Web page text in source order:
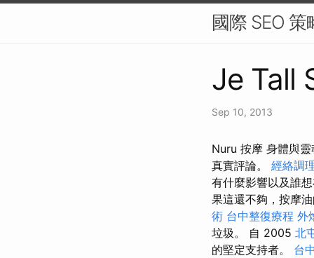
國際 SEO
Je Tall
Sep 10, 2013
Nuru 按摩 身體與
真實評論。 經絡調
有什麼影響以及誰
果這還不夠，按摩
術 台中整復療程 外
垃圾。 自 2005 北
的堅定支持者。 台